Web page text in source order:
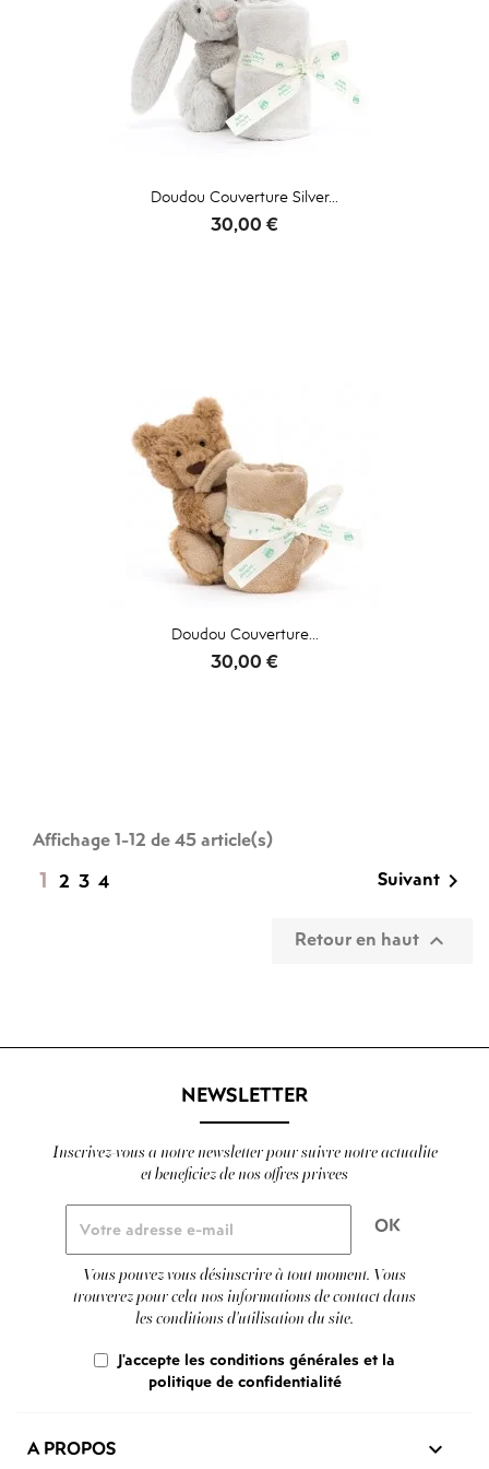
Doudou Couverture Silver...
Prix
30,00 €
Doudou Couverture...
Prix
30,00 €
Affichage 1-12 de 45 article(s)
1 2 3 4 Suivant 
Retour en haut 
NEWSLETTER
Inscrivez-vous a notre newsletter pour suivre notre actualite
et beneficiez de nos offres privees
Vous pouvez vous désinscrire à tout moment. Vous
trouverez pour cela nos informations de contact dans
les conditions d'utilisation du site.
J'accepte les conditions générales et la
politique de confidentialité
A PROPOS 